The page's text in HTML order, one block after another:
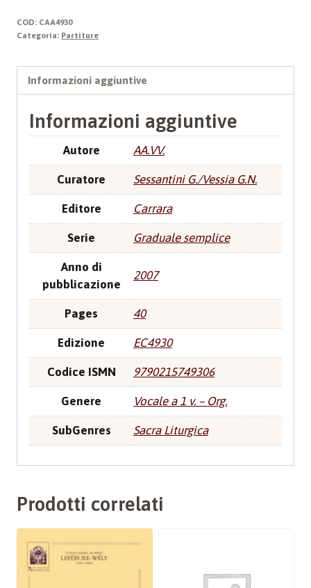
Vol.
02
COD: CAA4930
Categoria: Partiture
Informazioni aggiuntive
Informazioni aggiuntive
Autore AA.VV.
Curatore Sessantini G./Vessia G.N.
Editore Carrara
Serie Graduale semplice
Anno di
pubblicazione
2007
Pages 40
Edizione EC4930
Codice ISMN 9790215749306
Genere Vocale a 1 v. – Org.
SubGenres Sacra Liturgica
Prodotti correlati